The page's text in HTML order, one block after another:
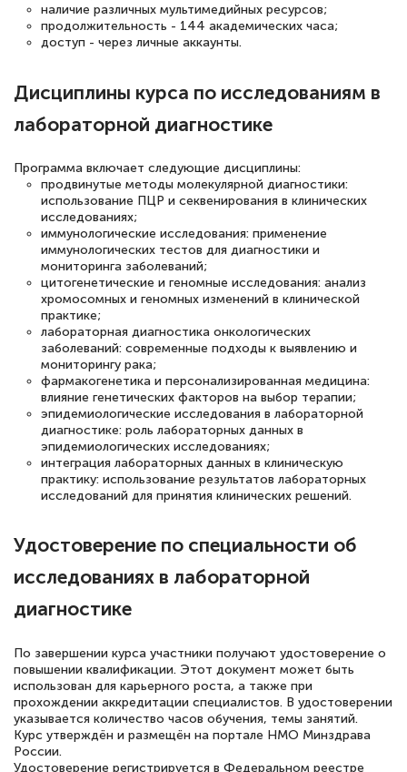
18 марта 2026
Выражаю благодарность за курс
русскому языку и литературе". Много
полезных материалов помогли
книги, методические рекомендации,
статьи. Времени на подготовку
достаточно. Курс помогает пройти
аттестацию в школе. Спасибо!
Евгения Коротких
Знаток города 2 уровня
12 марта 2026
Спасибо большое Академии! Грамотное,
вежливое сопровождение! Всё чётко и
понятно! Проходила повышение
квалификации. Ещё раз - СПАСИБО!
Елена Петрикс
Знаток города 5 уровня
Всем добрый день! Я прошла курс
повышени каалификации по
специальности «Тренер-преподаватель
по тяжелой атлетике»! Хочется
наличие различных мультимедийных ресурсов;
продолжительность - 144 академических часа;
доступ - через личные аккаунты.
Дисциплины курса по исследованиям в
лабораторной диагностике
Программа включает следующие дисциплины:
продвинутые методы молекулярной диагностики:
использование ПЦР и секвенирования в клинических
исследованиях;
иммунологические исследования: применение
иммунологических тестов для диагностики и
мониторинга заболеваний;
цитогенетические и геномные исследования: анализ
хромосомных и геномных изменений в клинической
практике;
лабораторная диагностика онкологических
заболеваний: современные подходы к выявлению и
мониторингу рака;
фармакогенетика и персонализированная медицина:
влияние генетических факторов на выбор терапии;
эпидемиологические исследования в лабораторной
диагностике: роль лабораторных данных в
эпидемиологических исследованиях;
интеграция лабораторных данных в клиническую
практику: использование результатов лабораторных
исследований для принятия клинических решений.
Удостоверение по специальности об
исследованиях в лабораторной
диагностике
По завершении курса участники получают удостоверение о
повышении квалификации. Этот документ может быть
использован для карьерного роста, а также при
прохождении аккредитации специалистов. В удостоверении
указывается количество часов обучения, темы занятий.
Курс утверждён и размещён на портале НМО Минздрава
России.
Удостоверение регистрируется в Федеральном реестре